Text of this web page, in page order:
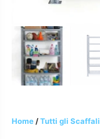
Home /Tutti gli Scaffali